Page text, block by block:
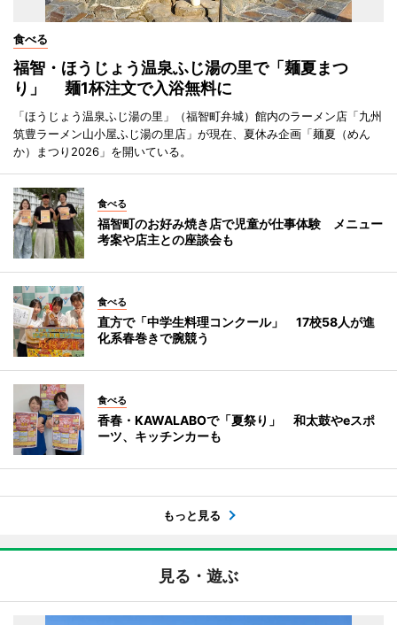
食べる
福智・ほうじょう温泉ふじ湯の里で「麺夏まつ
り」 麺1杯注文で入浴無料に
「ほうじょう温泉ふじ湯の里」（福智町弁城）館内のラーメン店「九州
筑豊ラーメン山小屋ふじ湯の里店」が現在、夏休み企画「麺夏（めん
か）まつり2026」を開いている。
食べる
福智町のお好み焼き店で児童が仕事体験 メニュー
考案や店主との座談会も
食べる
直方で「中学生料理コンクール」 17校58人が進
化系春巻きで腕競う
食べる
香春・KAWALABOで「夏祭り」 和太鼓やeスポ
ーツ、キッチンカーも
もっと見る
見る・遊ぶ